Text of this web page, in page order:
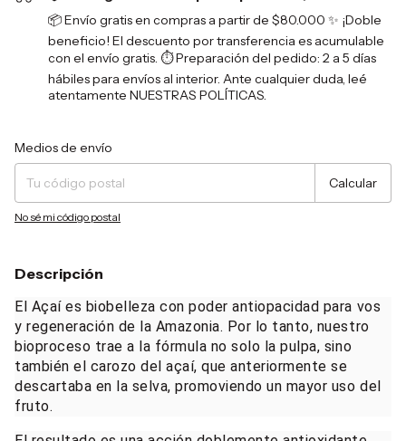
📦 Envío gratis en compras a partir de $80.000 ✨ ¡Doble
beneficio! El descuento por transferencia es acumulable
con el envío gratis. ⏱️ Preparación del pedido: 2 a 5 días
hábiles para envíos al interior. Ante cualquier duda, leé
atentamente NUESTRAS POLÍTICAS.
Entregas para el CP:
Medios de envío
Calcular
No sé mi código postal
Descripción
El Açaí es biobelleza con poder antiopacidad para vos
y regeneración de la Amazonia. Por lo tanto, nuestro
bioproceso trae a la fórmula no solo la pulpa, sino
también el carozo del açaí, que anteriormente se
descartaba en la selva, promoviendo un mayor uso del
fruto.